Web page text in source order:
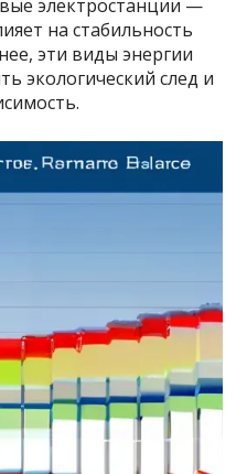
электростанции —
на стабильность
эти виды энергии
экологический след и